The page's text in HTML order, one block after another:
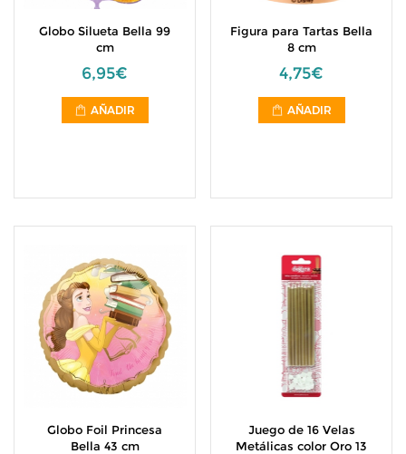
Globo Silueta Bella 99
cm
6,95€
AÑADIR
Figura para Tartas Bella
8 cm
4,75€
AÑADIR
Globo Foil Princesa
Bella 43 cm
Juego de 16 Velas
Metálicas color Oro 13